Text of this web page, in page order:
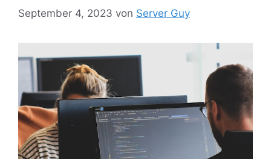
September 4, 2023 von Server Guy